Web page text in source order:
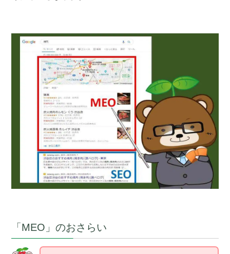
「MEO」のおさらい